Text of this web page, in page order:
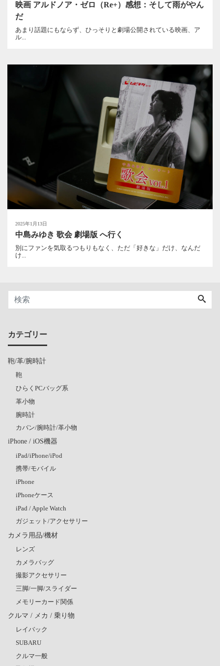
映画 アルドノア・ゼロ（Re+）感想：そして雨がやん
だ
あまり話題にもならず、ひっそりと劇場公開されている映画、ア
ル...
2025年1月13日
中島みゆき 歌会 劇場版 へ行く
別にファンを気取るつもりもなく、ただ「好きな」だけ、なんだ
け...
カテゴリー
鞄/革/腕時計
鞄
ひらくPCバッグ系
革小物
腕時計
カバン/腕時計/革小物
iPhone / iOS機器
iPad/iPhone/iPod
携帯/モバイル
iPhone
iPhoneケース
iPad / Apple Watch
ガジェット/アクセサリー
カメラ用品/機材
レンズ
カメラバッグ
撮影アクセサリー
三脚/一脚/スライダー
メモリーカード関係
クルマ / メカ / 乗り物
レイバック
SUBARU
クルマ一般